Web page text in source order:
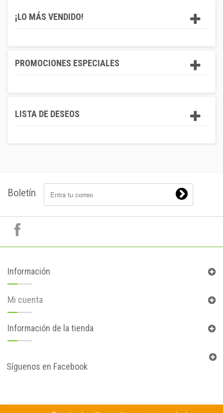
¡LO MÁS VENDIDO!
PROMOCIONES ESPECIALES
LISTA DE DESEOS
Boletín
Información
Mi cuenta
Información de la tienda
Síguenos en Facebook